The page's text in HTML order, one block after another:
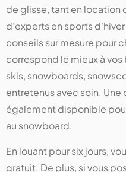
de glisse, tant en location
d'experts en sports
conseils sur mesure pour
correspond le mieux à vos
skis, snowboards,
entretenus avec soin.
également disponible
au snowboard.
En louant pour six jours,
gratuit. De plus, si vous